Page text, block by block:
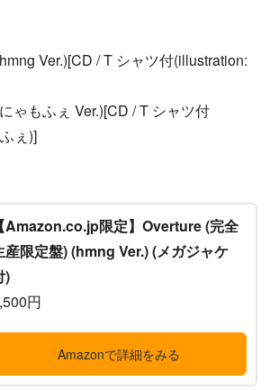
Ver.)[CD / T シャツ付(illustration:
ゃもふぇ Ver.)[CD / T シャツ付
ぇ)]
【Amazon.co.jp限定】Overture (完全
産限定盤) (hmng Ver.) (メガジャケ
)
円
Amazonで詳細をみる